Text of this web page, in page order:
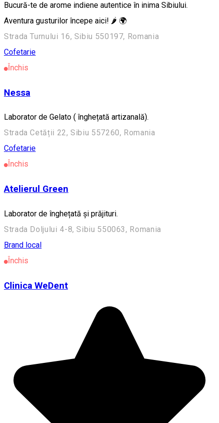
Bucură-te de arome indiene autentice în inima Sibiului.
Aventura gusturilor începe aici! 🌶️ 🌍
Strada Turnului 16, Sibiu 550197, Romania
Cofetarie
Închis
Nessa
Laborator de Gelato ( înghețată artizanală).
Strada Cetății 22, Sibiu 557260, Romania
Cofetarie
Închis
Atelierul Green
Laborator de înghețată și prăjituri.
Strada Doljului 4-8, Sibiu 550063, Romania
Brand local
Închis
Clinica WeDent